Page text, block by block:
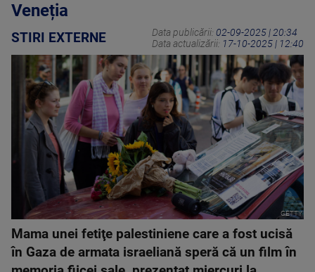
Veneția
STIRI EXTERNE Data publicării: 02-09-2025 | 20:34
Data actualizării: 17-10-2025 | 12:40
GETTY
Mama unei fetiţe palestiniene care a fost ucisă
în Gaza de armata israeliană speră că un film în